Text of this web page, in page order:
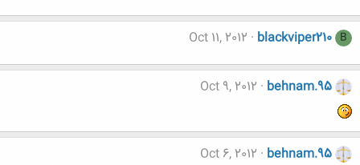
B
blackviper210
Oct 11, 2012
behnam.95
Oct 9, 2012
behnam.95
Oct 6, 2012